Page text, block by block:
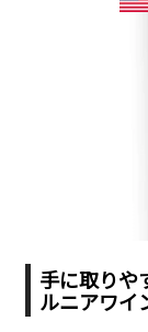
手に取りや
ルニアワイ